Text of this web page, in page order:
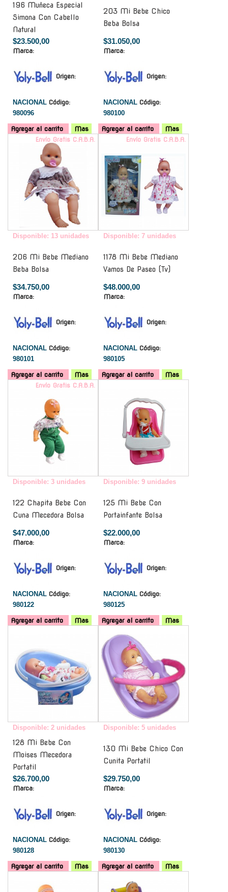
196 Muñeca Especial
Simona Con Cabello
Natural
$23.500,00
Marca:
Origen:
NACIONAL Código:
980096
Agregar al carrito Mas
203 Mi Bebe Chico
Beba Bolsa
$31.050,00
Marca:
Origen:
NACIONAL Código:
980100
Agregar al carrito
Mas
Envío Gratis C.A.B.A.
Disponible: 13 unidades
206 Mi Bebe Mediano
Beba Bolsa
$34.750,00
Marca:
Origen:
NACIONAL Código:
980101
Agregar al carrito Mas
Envío Gratis C.A.B.A.
Disponible: 7 unidades
1178 Mi Bebe Mediano
Vamos De Paseo (Tv)
$48.000,00
Marca:
Origen:
NACIONAL Código:
980105
Agregar al carrito
Mas
Envío Gratis C.A.B.A.
Disponible: 3 unidades
122 Chapita Bebe Con
Cuna Mecedora Bolsa
$47.000,00
Marca:
Origen:
NACIONAL Código:
980122
Agregar al carrito Mas
Disponible: 9 unidades
125 Mi Bebe Con
Portainfante Bolsa
$22.000,00
Marca:
Origen:
NACIONAL Código:
980125
Agregar al carrito
Mas
Disponible: 2 unidades
128 Mi Bebe Con
Moises Mecedora
Portatil
$26.700,00
Marca:
Origen:
NACIONAL Código:
980128
Agregar al carrito Mas
Disponible: 5 unidades
130 Mi Bebe Chico Con
Cunita Portatil
$29.750,00
Marca:
Origen:
NACIONAL Código:
980130
Agregar al carrito
Mas